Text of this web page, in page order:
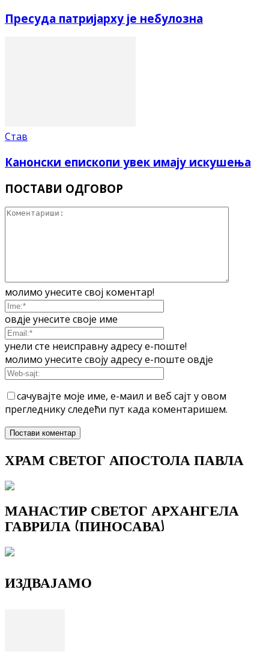
Пресуда патријарху је небулозна
Став
Канонски епископи увек имају искушења
ПОСТАВИ ОДГОВОР
молимо унесите свој коментар!
овдје унесите своје име
унели сте неисправну адресу е-поште!
молимо унесите своју адресу е-поште овдје
сачувајте моје име, е-маил и веб сајт у овом
прегледнику следећи пут када коментаришем.
ХРАМ СВЕТОГ АПОСТОЛА ПАВЛА
МАНАСТИР СВЕТОГ АРХАНГЕЛА
ГАВРИЛА (ПИНОСАВА)
ИЗДВАЈАМО